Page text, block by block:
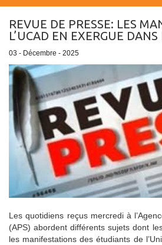
REVUE DE PRESSE: LES
L’UCAD EN EXERGUE
03 - Décembre - 2025
Les quotidiens reçus mercredi à
(APS) abordent différents sujets dont
les manifestations des étudiants de